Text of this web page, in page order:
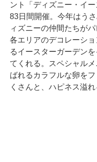
ント「ディズニー・イ
83日間開催。今年はう
ィズニーの仲間たちが
各エリアのデコレーシ
るイースターガーデン
てくれる。スペシャル
ばれるカラフルな卵を
くさんと、ハピネス溢